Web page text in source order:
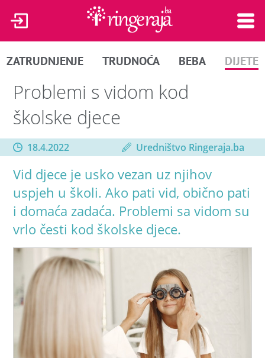
ZATRUDNJENJE TRUDNOĆA BEBA DIJETE
Problemi s vidom kod
školske djece
18.4.2022 Uredništvo Ringeraja.ba
Vid djece je usko vezan uz njihov
uspjeh u školi. Ako pati vid, obično pati
i domaća zadaća. Problemi sa vidom su
vrlo česti kod školske djece.